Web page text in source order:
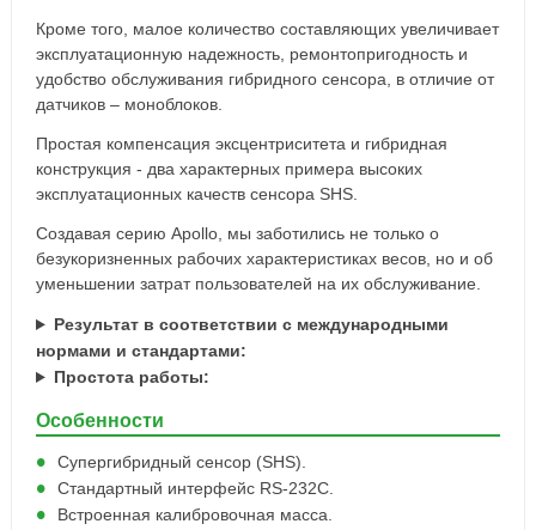
Кроме того, малое количество составляющих увеличивает
эксплуатационную надежность, ремонтопригодность и
удобство обслуживания гибридного сенсора, в отличие от
датчиков – моноблоков.
Простая компенсация эксцентриситета и гибридная
конструкция - два характерных примера высоких
эксплуатационных качеств сенсора SHS.
Создавая серию Apollo, мы заботились не только о
безукоризненных рабочих характеристиках весов, но и об
уменьшении затрат пользователей на их обслуживание.
Результат в соответствии с международными
нормами и стандартами:
Простота работы:
Особенности
Супергибридный сенсор (SHS).
Стандартный интерфейс RS-232C.
Встроенная калибровочная масса.